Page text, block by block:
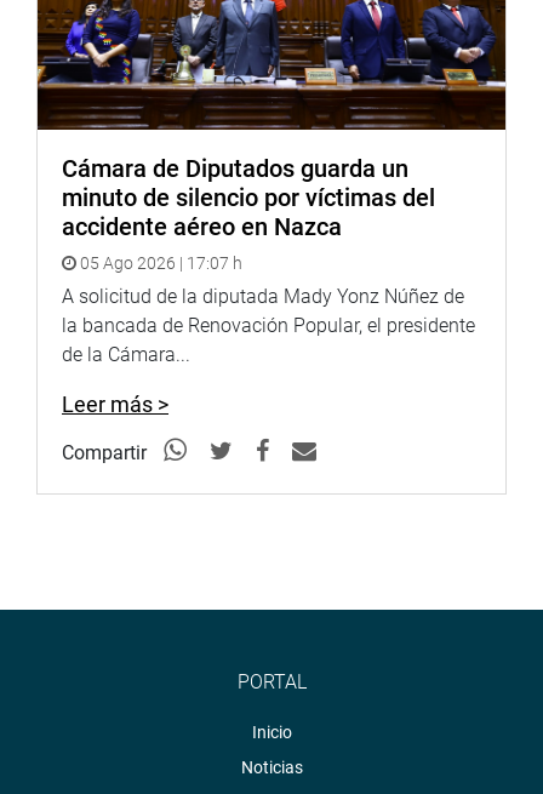
Cámara de Diputados guarda un
minuto de silencio por víctimas del
accidente aéreo en Nazca
05 Ago 2026 | 17:07 h
A solicitud de la diputada Mady Yonz Núñez de
la bancada de Renovación Popular, el presidente
de la Cámara...
Leer más >
Compartir
PORTAL
Inicio
Noticias